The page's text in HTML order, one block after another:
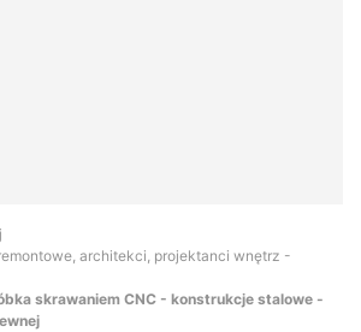
architekci, projektanci wnętrz -
skrawaniem CNC - konstrukcje stalowe -